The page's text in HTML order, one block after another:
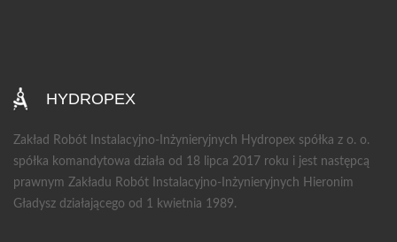
HYDROPEX
Zakład Robót Instalacyjno-Inżynieryjnych Hydropex spółka z o. o.
spółka komandytowa działa od 18 lipca 2017 roku i jest następcą
prawnym Zakładu Robót Instalacyjno-Inżynieryjnych Hieronim
Gładysz działającego od 1 kwietnia 1989.